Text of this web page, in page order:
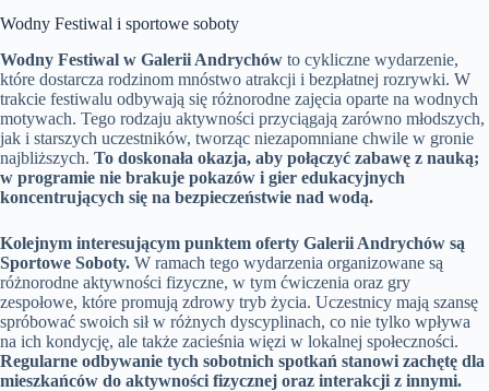
Wodny Festiwal i sportowe soboty
Wodny Festiwal w Galerii Andrychów to cykliczne wydarzenie,
które dostarcza rodzinom mnóstwo atrakcji i bezpłatnej rozrywki. W
trakcie festiwalu odbywają się różnorodne zajęcia oparte na wodnych
motywach. Tego rodzaju aktywności przyciągają zarówno młodszych,
jak i starszych uczestników, tworząc niezapomniane chwile w gronie
najbliższych. To doskonała okazja, aby połączyć zabawę z nauką;
w programie nie brakuje pokazów i gier edukacyjnych
koncentrujących się na bezpieczeństwie nad wodą.
Kolejnym interesującym punktem oferty Galerii Andrychów są
Sportowe Soboty. W ramach tego wydarzenia organizowane są
różnorodne aktywności fizyczne, w tym ćwiczenia oraz gry
zespołowe, które promują zdrowy tryb życia. Uczestnicy mają szansę
spróbować swoich sił w różnych dyscyplinach, co nie tylko wpływa
na ich kondycję, ale także zacieśnia więzi w lokalnej społeczności.
Regularne odbywanie tych sobotnich spotkań stanowi zachętę dla
mieszkańców do aktywności fizycznej oraz interakcji z innymi.